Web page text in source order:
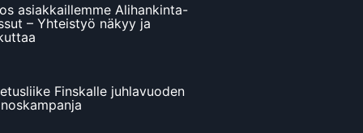
asiakkaillemme Alihankinta-
– Yhteistyö näkyy ja
Finskalle juhlavuoden